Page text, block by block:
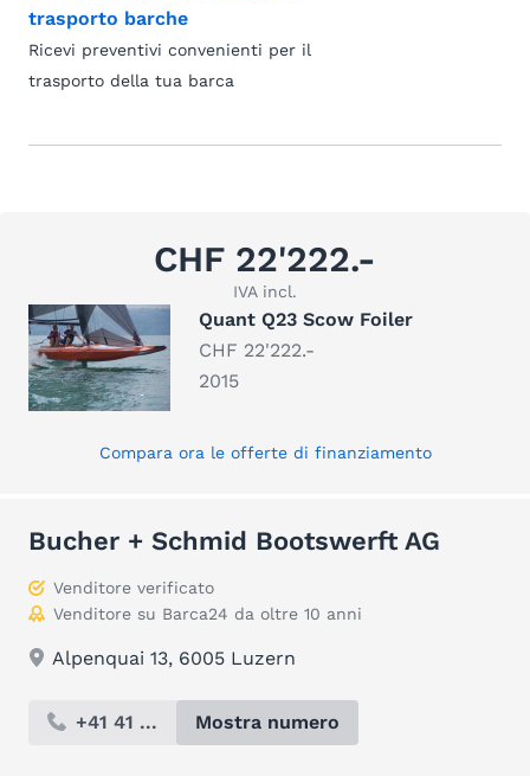
trasporto barche
Ricevi preventivi convenienti per il
trasporto della tua barca
CHF 22'222.-
IVA incl.
Quant Q23 Scow Foiler
CHF 22'222.-
2015
Compara ora le offerte di finanziamento
Bucher + Schmid Bootswerft AG
Venditore verificato
Venditore su Barca24 da oltre 10 anni
Alpenquai 13, 6005 Luzern
+41 41 ... Mostra numero